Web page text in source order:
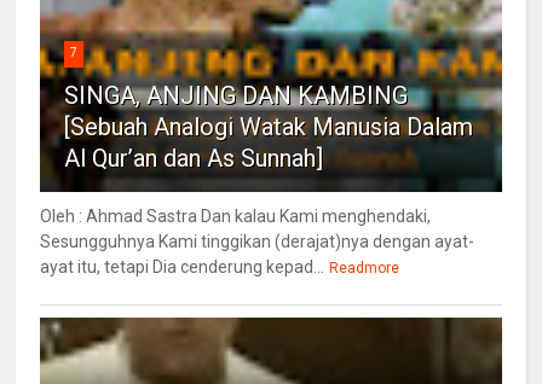
7
SINGA, ANJING DAN KAMBING
[Sebuah Analogi Watak Manusia Dalam
Al Qur’an dan As Sunnah]
Oleh : Ahmad Sastra Dan kalau Kami menghendaki,
Sesungguhnya Kami tinggikan (derajat)nya dengan ayat-
ayat itu, tetapi Dia cenderung kepad...
Readmore